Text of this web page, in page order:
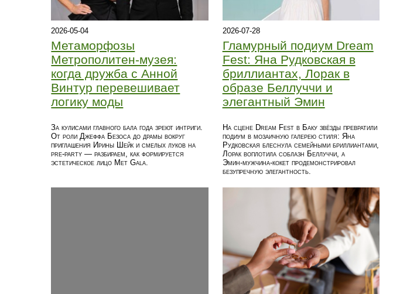
2026-05-04
Метаморфозы
Метрополитен-музея:
когда дружба с Анной
Винтур перевешивает
логику моды
За кулисами главного бала года зреют интриги.
От роли Джеффа Безоса до драмы вокруг
приглашения Ирины Шейк и смелых луков на
pre-party — разбираем, как формируется
эстетическое лицо Met Gala.
2026-07-28
Гламурный подиум Dream
Fest: Яна Рудковская в
бриллиантах, Лорак в
образе Беллуччи и
элегантный Эмин
На сцене Dream Fest в Баку звёзды превратили
подиум в мозаичную галерею стиля: Яна
Рудковская блеснула семейными бриллиантами,
Лорак воплотила соблазн Беллуччи, а
Эмин‑мужчина‑кокет продемонстрировал
безупречную элегантность.